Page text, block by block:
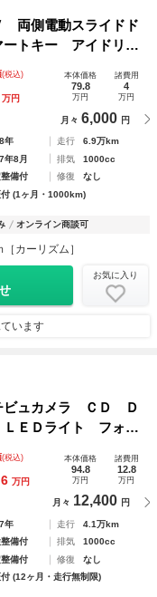
側電動スライドド
トキー アイドリン
ト ウォークスル
ボディ
(税込)
万円
本体価格
79.8
万円
諸費用
4
万円
月々 6,000 円
年 走行
6.9万km
年8月 排気
1000cc
備付 修復
なし
付 (1ヶ月・1000km)
オンライン商談可
カーリズム］
お気に入り
います
ュカメラ ＣＤ Ｄ
ＥＤライト フォ
ラレコ 衝突軽減
スライドドア ＥＴ
(税込)
6 万円
本体価格
94.8
万円
諸費用
12.8
万円
月々 12,400 円
年 走行
4.1万km
備付 排気
1000cc
備付 修復
なし
(12ヶ月・走行無制限)